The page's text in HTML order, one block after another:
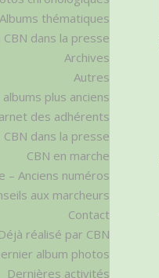
Albums thématiques
CBN dans la presse
Archives
Autres
plus anciens
des adhérents
CBN dans la presse
CBN en marche
– Anciens numéros
aux marcheurs
Contact
Déjà réalisé par CBN
album photos
Dernières activités